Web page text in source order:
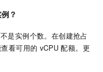
？
是实例个数。在创建抢占
看可用的 vCPU 配额。更